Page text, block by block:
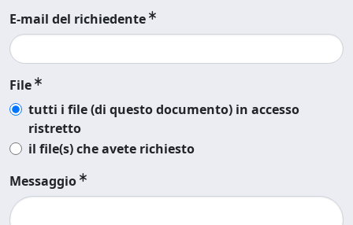
E-mail del richiedente
File
tutti i file (di questo documento) in accesso
ristretto
il file(s) che avete richiesto
Messaggio